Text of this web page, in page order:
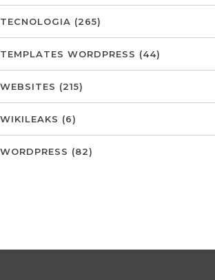
TECNOLOGIA (265)
TEMPLATES WORDPRESS (44)
WEBSITES (215)
WIKILEAKS (6)
WORDPRESS (82)